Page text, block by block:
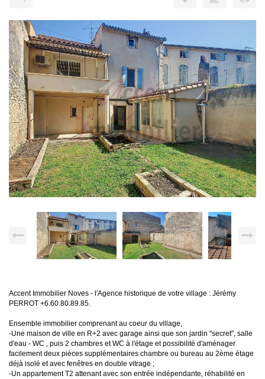
Accent Immobilier Noves - l'Agence historique de votre village : Jérémy
PERROT +6.60.80.89.85.
Ensemble immobilier comprenant au coeur du village,
-Une maison de ville en R+2 avec garage ainsi que son jardin "secret", salle
d'eau - WC , puis 2 chambres et WC à l'étage et possibilité d'aménager
facilement deux pièces supplémentaires chambre ou bureau au 2ème étage
déjà isolé et avec fenêtres en double vitrage ;
-Un appartement T2 attenant avec son entrée indépendante, réhabilité en